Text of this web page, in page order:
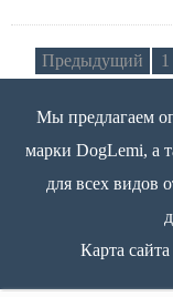
Предыдущий 1
Мы предлагаем
марки DogLemi, а
для всех видов
Карта сайта